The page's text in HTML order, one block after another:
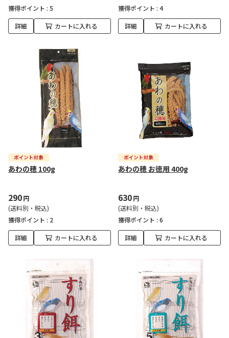
獲得ポイント : 5
詳細 カートに入れる
獲得ポイント : 4
詳細 カートに入れる
あわの穂 100g
290円
(送料別・税込)
獲得ポイント : 2
詳細 カートに入れる
あわの穂 お徳用 400g
630円
(送料別・税込)
獲得ポイント : 6
詳細 カートに入れる